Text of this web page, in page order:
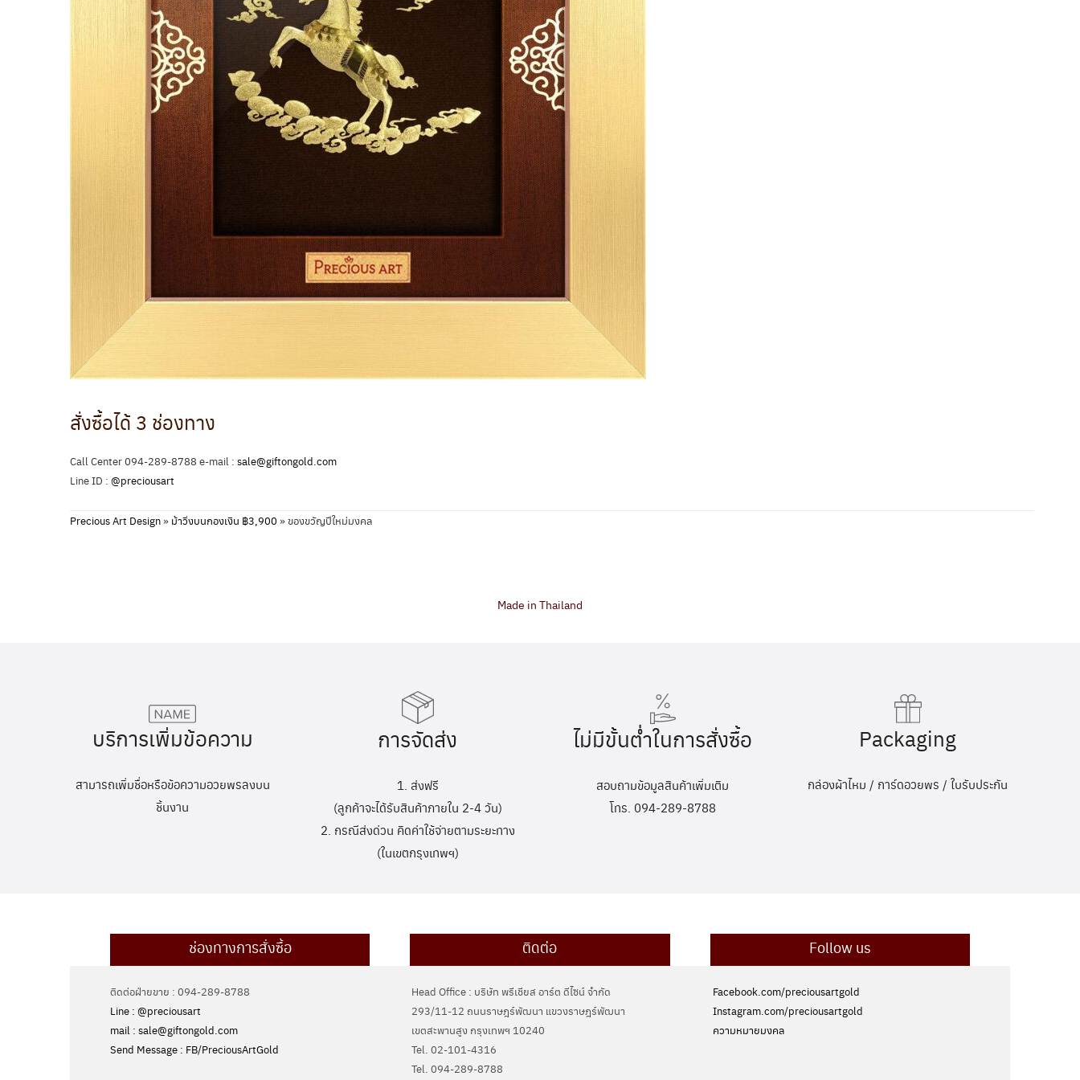
สั่งซื้อได้ 3 ช่องทาง
Call Center 094-289-8788 e-mail : sale@giftongold.com
Line ID : @preciousart
Precious Art Design» ม้าวิ่งบนกองเงิน ฿3,900 »ของขวัญปีใหม่มงคล
Made in Thailand
บริการเพิ่มข้อความ
สามารถเพิ่มชื่อหรือข้อความอวยพรลงบน
ชิ้นงาน
การจัดส่ง
1. ส่งฟรี
(ลูกค้าจะได้รับสินค้าภายใน 2-4 วัน)
2. กรณีส่งด่วน คิดค่าใช้จ่ายตามระยะทาง
(ในเขตกรุงเทพฯ)
ไม่มีขั้นต่ำในการสั่งซื้อ
สอบถามข้อมูลสินค้าเพิ่มเติม
โทร. 094-289-8788
Packaging
กล่องผ้าไหม / การ์ดอวยพร / ใบรับประกัน
ช่องทางการสั่งซื้อ ติดต่อ Follow us
ติดต่อฝ่ายขาย : 094-289-8788
Line : @preciousart
mail : sale@giftongold.com
Send Message : FB/PreciousArtGold
Head Office : บริษัท พรีเชียส อาร์ต ดีไซน์ จำกัด
293/11-12 ถนนราษฎร์พัฒนา แขวงราษฎร์พัฒนา
เขตสะพานสูง กรุงเทพฯ 10240
Tel. 02-101-4316
Tel. ‭094-289-8788‬
Facebook.com/preciousartgold
Instagram.com/preciousartgold
ความหมายมงคล